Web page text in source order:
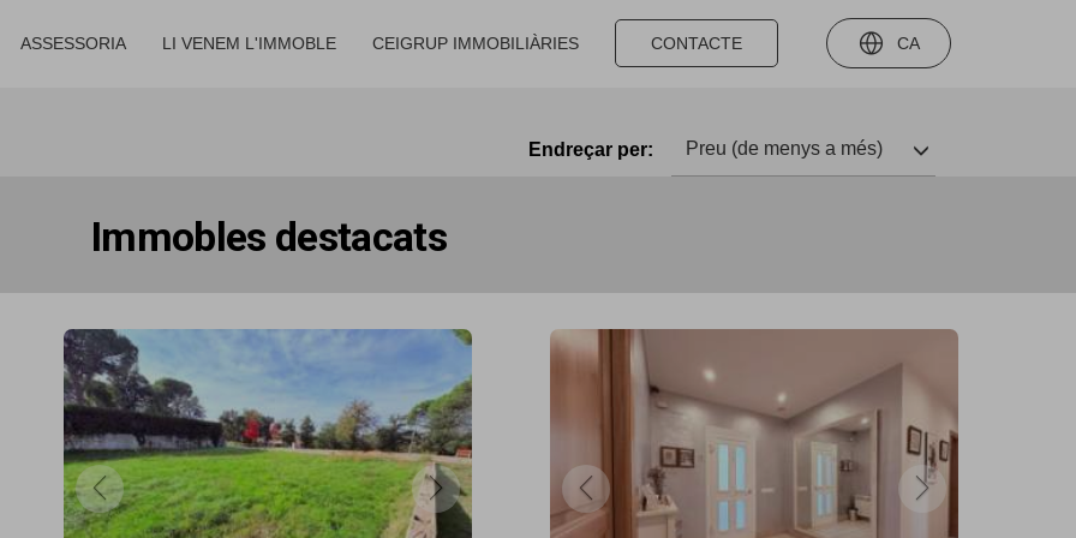
ASSESSORIA LI VENEM L'IMMOBLE CEIGRUP IMMOBILIÀRIES CONTACTE CA
Endreçar per: Preu (de menys a més)
Immobles destacats